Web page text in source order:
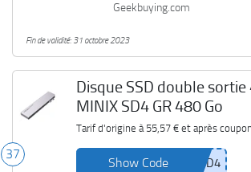
Geekbuying.com
Fin de validité: 31 octobre 2023
37
Disque SSD double sortie
MINIX SD4 GR 480 Go
Tarif d'origine à 55,57 €et après coupon
Show Code